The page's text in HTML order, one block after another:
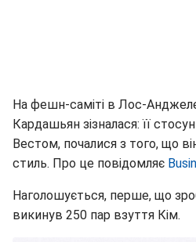
На фешн-саміті в Лос-
Кардашьян зізналася: її
Вестом, почалися з того, що
стиль. Про це повідомляє
Наголошується, перше, що
викинув 250 пар взуття Кім.